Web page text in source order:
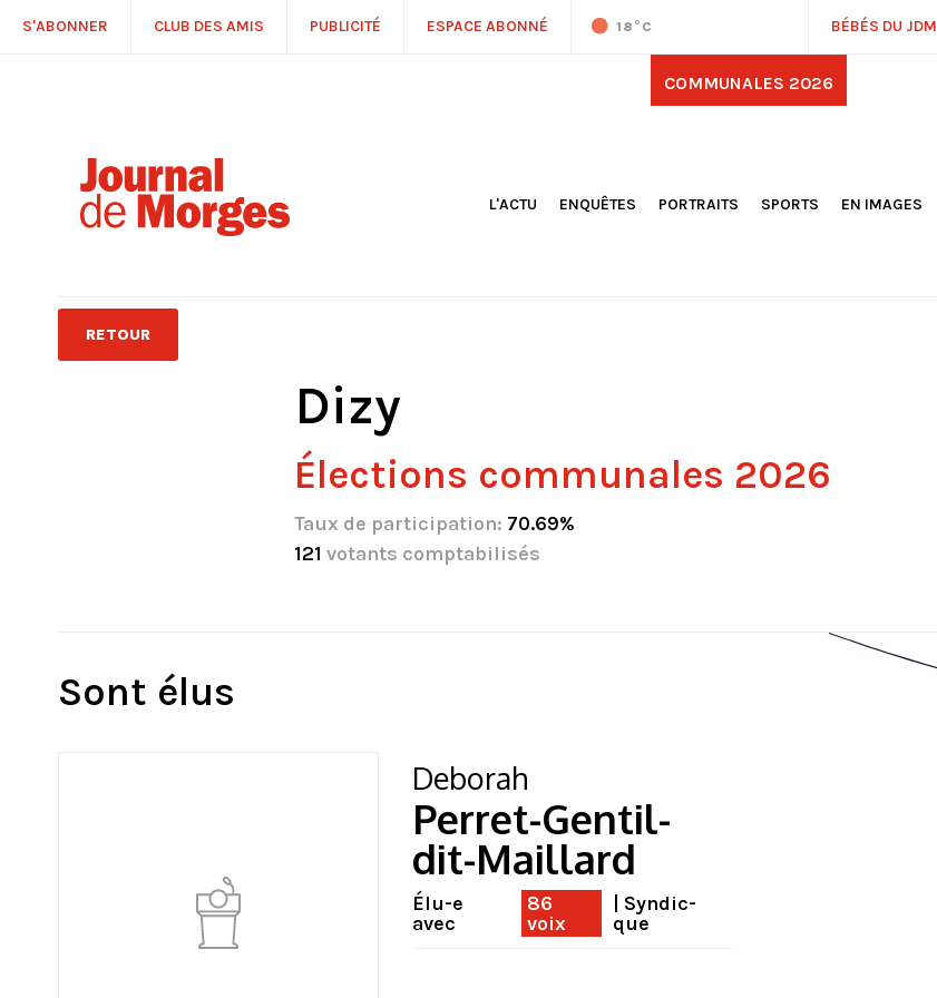
S'ABONNER CLUB DES AMIS PUBLICITÉ ESPACE ABONNÉ 18 °C BÉBÉS DU JDM
COMMUNALES 2026
L'ACTU
ENQUÊTES PORTRAITS
SPORTS
EN IMAGES
RETOUR
Dizy
Élections communales 2026
Taux de participation: 70.69%
121 votants comptabilisés
Sont élus
Deborah
Perret-Gentil-
dit-Maillard
Élu-e
avec
86
voix
| Syndic-
que